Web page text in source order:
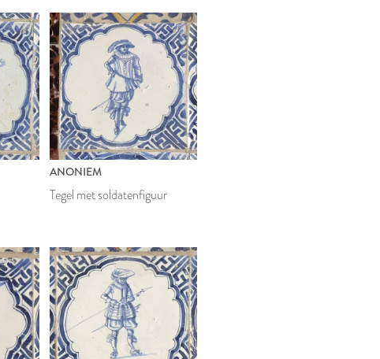
ANONIEM
Tegel met soldatenfiguur